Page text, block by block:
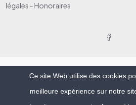
légales - Honoraires
Ce site Web utilise des cookies
meilleure expérience sur notre